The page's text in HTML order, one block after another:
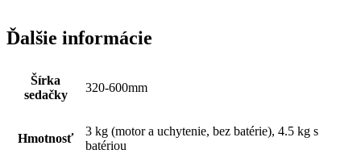
Ďalšie informácie
Šírka
sedačky
320-600mm
Hmotnosť
3 kg (motor a uchytenie, bez batérie), 4.5 kg s
batériou